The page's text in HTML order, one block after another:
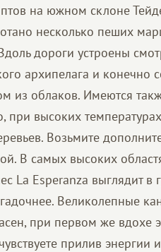
на южном склоне
несколько пеших
дороги устроены
архипелага и конечно
из облаков. Имеются
при высоких
Возьмите
В самых высоких
La Esperanza выглядит в
Великолепные
при первом же вдохе
прилив